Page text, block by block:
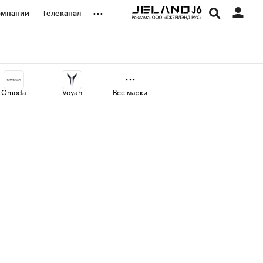
Телеканал ...
Omoda Voyah Все марки